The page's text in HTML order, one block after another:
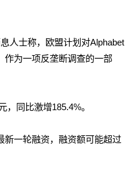
人士称，欧盟计划对Alphabet
作为一项反垄断调查的一部
，同比激增185.4%。
新一轮融资，融资额可能超过